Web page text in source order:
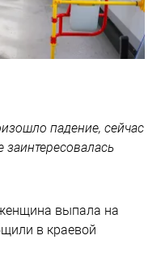
падение, сейчас
заинтересовалась
выпала на
в краевой